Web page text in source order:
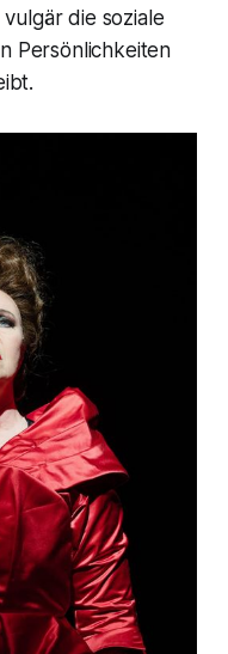
die soziale
Persönlichkeiten